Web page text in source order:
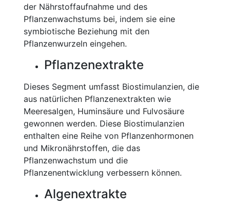
der Nährstoffaufnahme und des
Pflanzenwachstums bei, indem sie eine
symbiotische Beziehung mit den
Pflanzenwurzeln eingehen.
Pflanzenextrakte
Dieses Segment umfasst Biostimulanzien, die
aus natürlichen Pflanzenextrakten wie
Meeresalgen, Huminsäure und Fulvosäure
gewonnen werden. Diese Biostimulanzien
enthalten eine Reihe von Pflanzenhormonen
und Mikronährstoffen, die das
Pflanzenwachstum und die
Pflanzenentwicklung verbessern können.
Algenextrakte